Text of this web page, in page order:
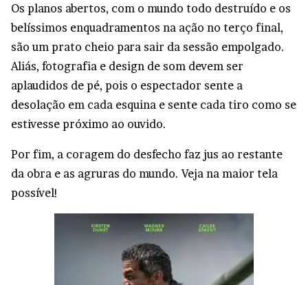
Os planos abertos, com o mundo todo destruído e os
belíssimos enquadramentos na ação no terço final,
são um prato cheio para sair da sessão empolgado.
Aliás, fotografia e design de som devem ser
aplaudidos de pé, pois o espectador sente a
desolação em cada esquina e sente cada tiro como se
estivesse próximo ao ouvido.
Por fim, a coragem do desfecho faz jus ao restante
da obra e as agruras do mundo. Veja na maior tela
possível!